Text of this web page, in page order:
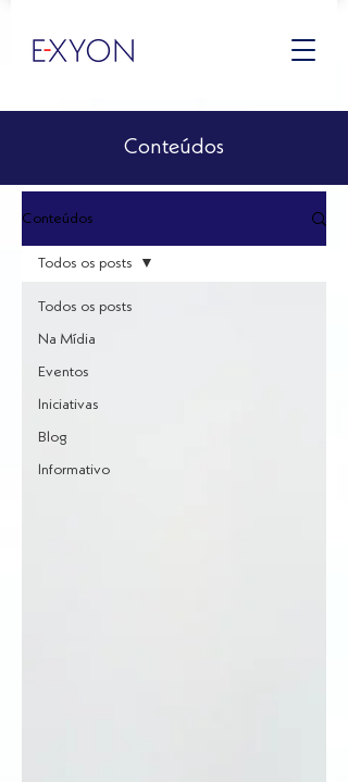
Conteúdos
Conteúdos
Todos os posts
Na Mídia
Eventos
Iniciativas
Blog
Informativo
Todos os posts